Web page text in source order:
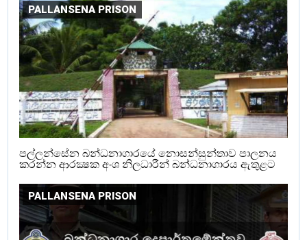
PALLANSENA PRISON
පල්ලන්සේන බන්ධනාගාරයේ නොසන්සුන්තාව පාලනය
කරන්න ආරක්‍ෂක අංශ නිලධාරීන් බන්ධනාගාරය ඇතුළට
PALLANSENA PRISON